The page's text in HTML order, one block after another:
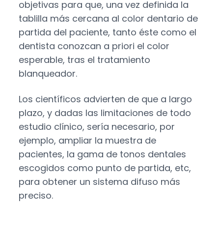
objetivas para que, una vez definida la
tablilla más cercana al color dentario de
partida del paciente, tanto éste como el
dentista conozcan a priori el color
esperable, tras el tratamiento
blanqueador.
Los científicos advierten de que a largo
plazo, y dadas las limitaciones de todo
estudio clínico, sería necesario, por
ejemplo, ampliar la muestra de
pacientes, la gama de tonos dentales
escogidos como punto de partida, etc,
para obtener un sistema difuso más
preciso.